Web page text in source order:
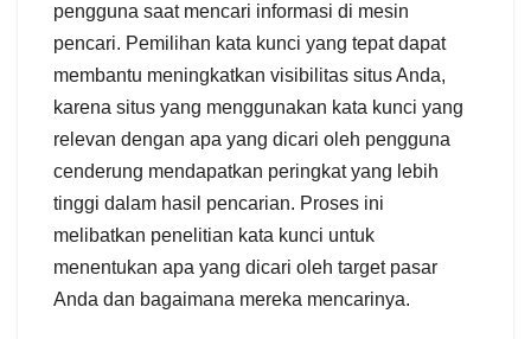
pengguna saat mencari informasi di mesin
pencari. Pemilihan kata kunci yang tepat dapat
membantu meningkatkan visibilitas situs Anda,
karena situs yang menggunakan kata kunci yang
relevan dengan apa yang dicari oleh pengguna
cenderung mendapatkan peringkat yang lebih
tinggi dalam hasil pencarian. Proses ini
melibatkan penelitian kata kunci untuk
menentukan apa yang dicari oleh target pasar
Anda dan bagaimana mereka mencarinya.